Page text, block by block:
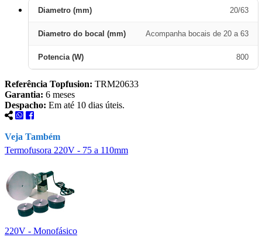
Diametro (mm) 20/63
Diametro do bocal (mm) Acompanha bocais de 20 a 63
Potencia (W) 800
Referência Topfusion: TRM20633
Garantia: 6 meses
Despacho: Em até 10 dias úteis.
Veja Também
Termofusora 220V - 75 a 110mm
220V - Monofásico